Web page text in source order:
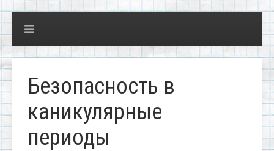
Безопасность в
каникулярные
периоды